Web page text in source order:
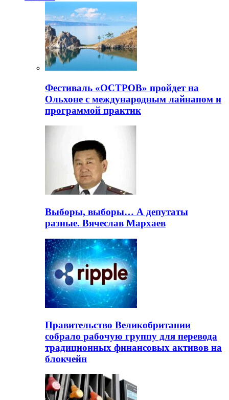
Фестиваль «ОСТРОВ» пройдет на
Ольхоне с международным лайнапом и
программой практик
Выборы, выборы… А депутаты
разные. Вячеслав Мархаев
Правительство Великобритании
собрало рабочую группу для перевода
традиционных финансовых активов на
блокчейн